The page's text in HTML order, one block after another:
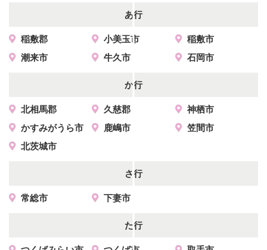
あ行
稲敷郡 小美玉市
稲敷市
潮来市
牛久市 石岡市
か行
北相馬郡 久慈郡
神栖市
かすみがうら市
鹿嶋市
笠間市
北茨城市
さ行
常総市 下妻市
た行